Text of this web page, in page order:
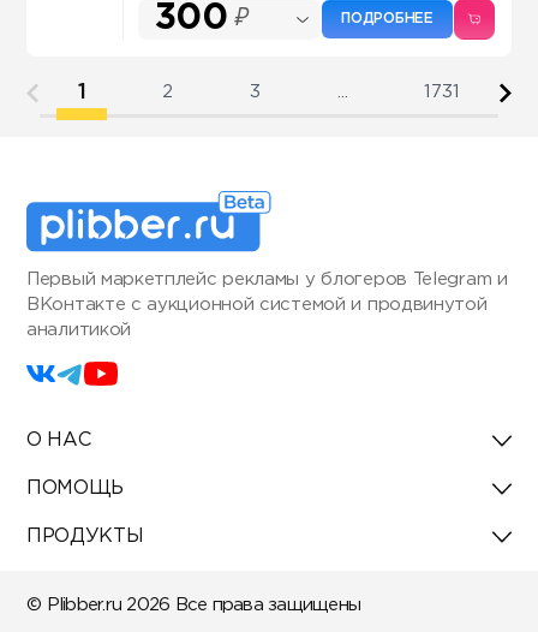
300 ₽ ПОДРОБНЕЕ
1 2 3 1731
Первый маркетплейс рекламы у блогеров Telegram и
ВКонтакте с аукционной системой и продвинутой
аналитикой
О НАС
ПОМОЩЬ
ПРОДУКТЫ
© Plibber.ru 2026 Все права защищены